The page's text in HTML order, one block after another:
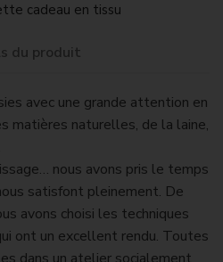
cadeau en tissu
du produit
avec une grande attention en
matières naturelles, de la laine,
nous avons pris le temps
satisfont pleinement. De
avons choisi les techniques
ont un excellent rendu. Toutes